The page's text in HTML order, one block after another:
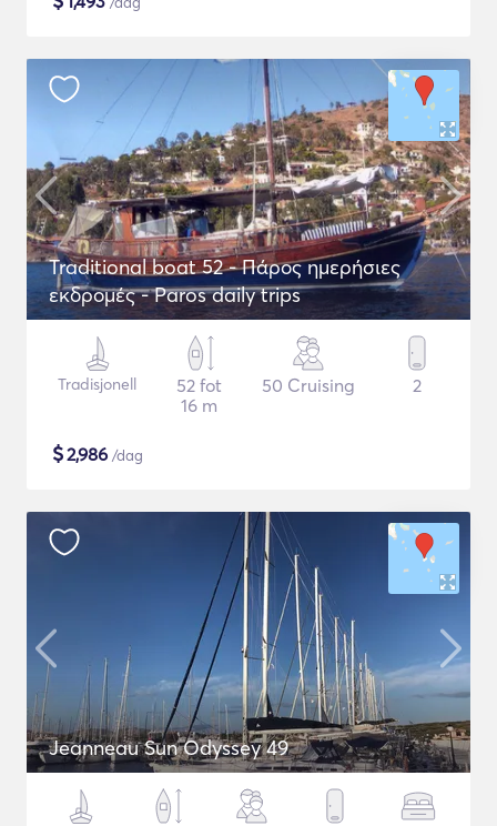
Traditional boat 52 - Πάρος ημερήσιες
εκδρομές - Paros daily trips
Tradisjonell
52 fot
16 m
50 Cruising 2
$2,986 /dag
Jeanneau Sun Odyssey 49